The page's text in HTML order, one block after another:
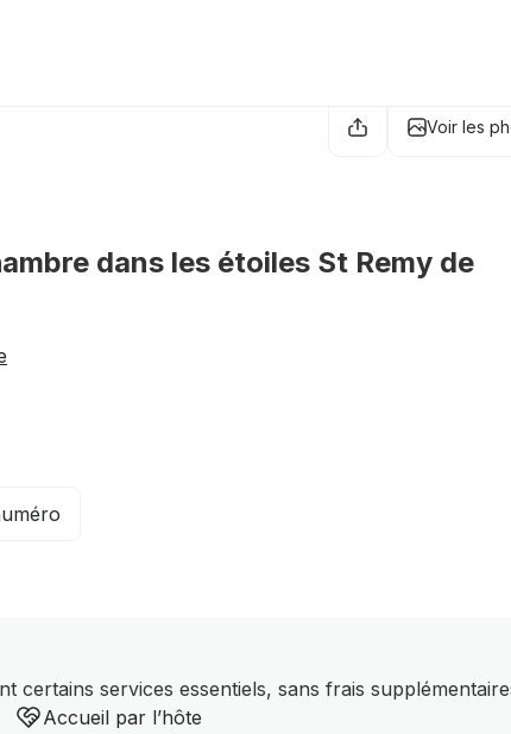
Voir les
dans les étoiles St Remy de
certains services essentiels, sans frais
Accueil par l’hôte